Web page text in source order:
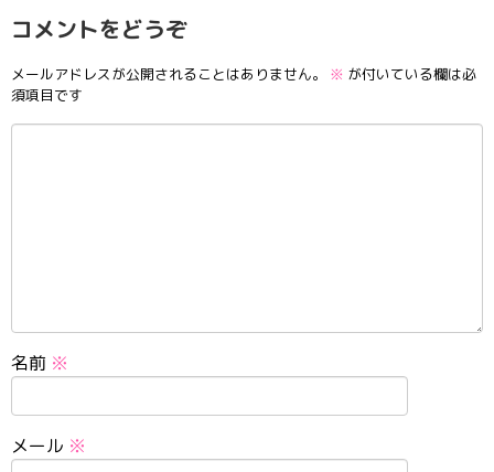
コメントをどうぞ
メールアドレスが公開されることはありません。 ※ が付いている欄は必
須項目です
名前 ※
メール ※